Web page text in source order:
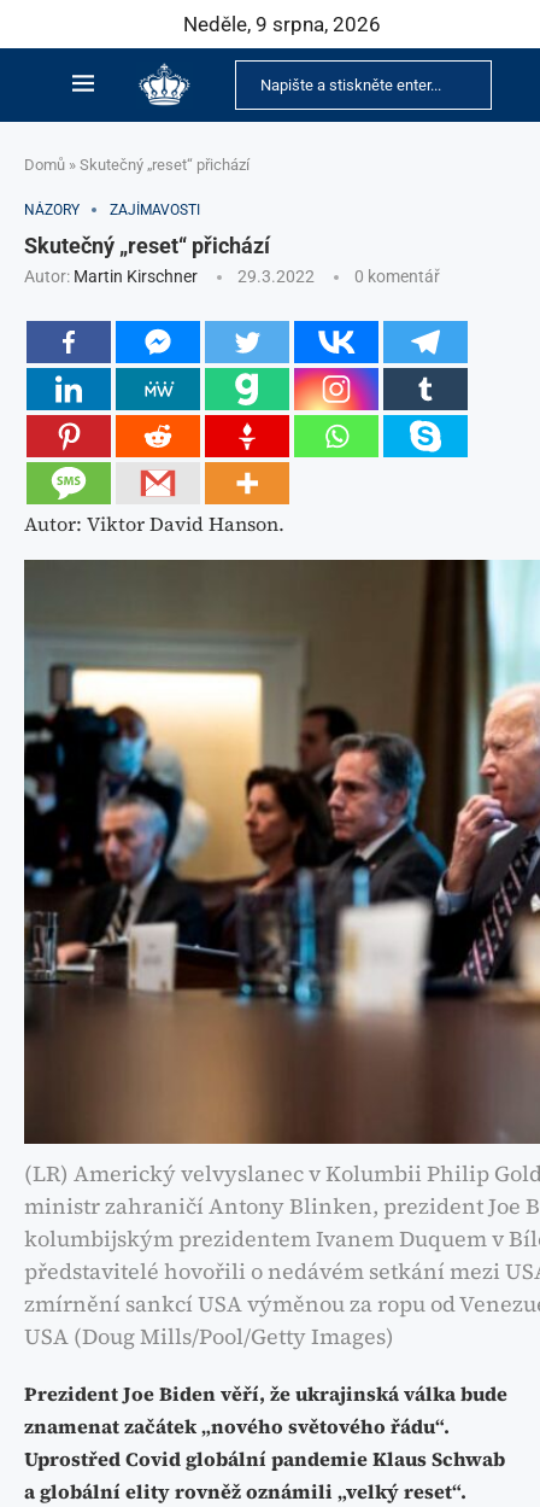
Neděle, 9 srpna, 2026
Domů » Skutečný „reset“ přichází
NÁZORY ZAJÍMAVOSTI
Skutečný „reset“ přichází
Autor: Martin Kirschner 29.3.2022 0 komentář
Autor: Viktor David Hanson.
(LR) Americký velvyslanec v Kolumbii Philip
ministr zahraničí Antony Blinken, prezident Joe
kolumbijským prezidentem Ivanem Duquem v
představitelé hovořili o nedávém setkání mezi
zmírnění sankcí USA výměnou za ropu od
USA (Doug Mills/Pool/Getty Images)
Prezident Joe Biden věří, že ukrajinská válka bude
znamenat začátek „nového světového řádu“.
Uprostřed Covid globální pandemie Klaus Schwab
a globální elity rovněž oznámili „velký reset“.